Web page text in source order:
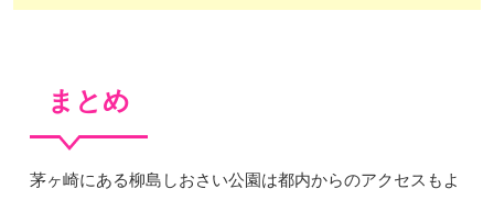
まとめ
茅ヶ崎にある柳島しおさい公園は都内からのアクセスもよ